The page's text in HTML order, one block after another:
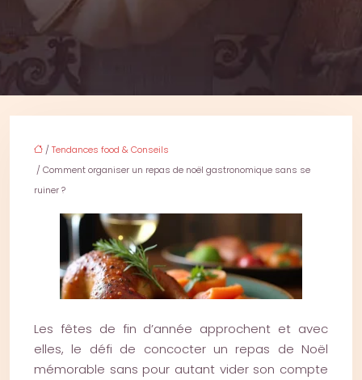
/Tendances food & Conseils
/ Comment organiser un repas de noël gastronomique sans se
ruiner ?
Les fêtes de fin d’année approchent et avec
elles, le défi de concocter un repas de Noël
mémorable sans pour autant vider son compte